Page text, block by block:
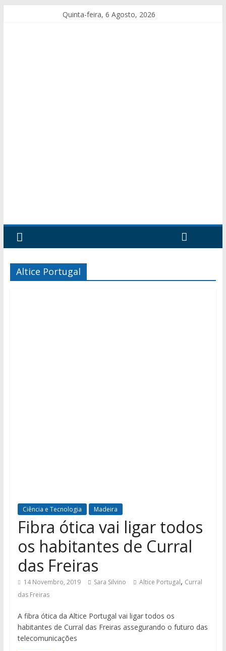
Quinta-feira, 6 Agosto, 2026
Altice Portugal
Ciência e Tecnologia Madeira
Fibra ótica vai ligar todos
os habitantes de Curral
das Freiras
14 Novembro, 2019 Sara Silvino Altice Portugal, Curral
das Freiras
A fibra ótica da Altice Portugal vai ligar todos os
habitantes de Curral das Freiras assegurando o futuro das
telecomunicações